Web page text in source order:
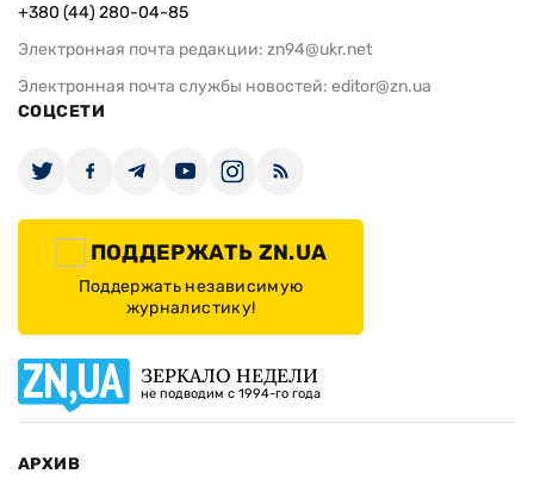
+380 (44) 280-04-85
Электронная почта редакции: zn94@ukr.net
Электронная почта службы новостей: editor@zn.ua
СОЦСЕТИ
ПОДДЕРЖАТЬ ZN.UA
Поддержать независимую
журналистику!
ЗЕРКАЛО НЕДЕЛИ
не подводим с 1994-го года
АРХИВ